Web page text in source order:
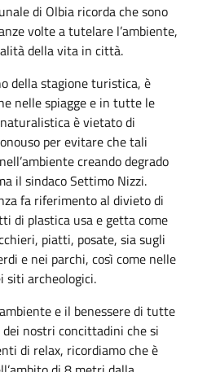
di Olbia ricorda che sono
volte a tutelare l’ambiente,
della vita in città.
della stagione turistica, è
nelle spiagge e in tutte le
è vietato di
per evitare che tali
creando degrado
il sindaco Settimo Nizzi.
fa riferimento al divieto di
di plastica usa e getta come
piatti, posate, sia sugli
e nei parchi, così come nelle
siti archeologici.
e il benessere di tutte
dei nostri concittadini che si
di relax, ricordiamo che è